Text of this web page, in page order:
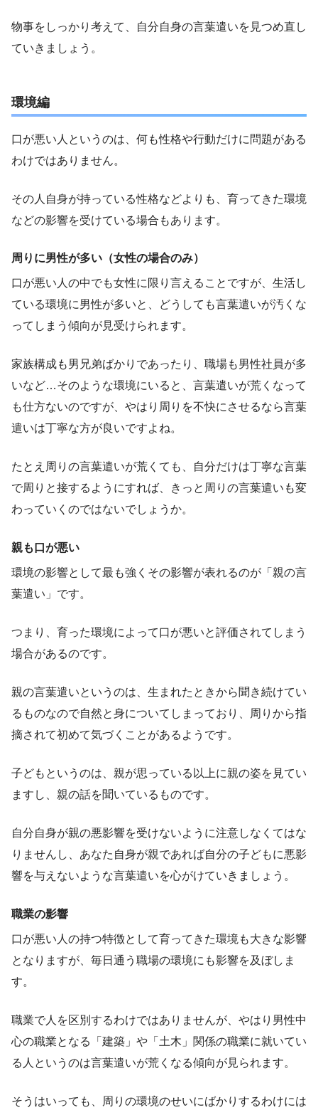
物事をしっかり考えて、自分自身の言葉遣いを見つめ直し
ていきましょう。
環境編
口が悪い人というのは、何も性格や行動だけに問題がある
わけではありません。
その人自身が持っている性格などよりも、育ってきた環境
などの影響を受けている場合もあります。
周りに男性が多い（女性の場合のみ）
口が悪い人の中でも女性に限り言えることですが、生活し
ている環境に男性が多いと、どうしても言葉遣いが汚くな
ってしまう傾向が見受けられます。
家族構成も男兄弟ばかりであったり、職場も男性社員が多
いなど…そのような環境にいると、言葉遣いが荒くなって
も仕方ないのですが、やはり周りを不快にさせるなら言葉
遣いは丁寧な方が良いですよね。
たとえ周りの言葉遣いが荒くても、自分だけは丁寧な言葉
で周りと接するようにすれば、きっと周りの言葉遣いも変
わっていくのではないでしょうか。
親も口が悪い
環境の影響として最も強くその影響が表れるのが「親の言
葉遣い」です。
つまり、育った環境によって口が悪いと評価されてしまう
場合があるのです。
親の言葉遣いというのは、生まれたときから聞き続けてい
るものなので自然と身についてしまっており、周りから指
摘されて初めて気づくことがあるようです。
子どもというのは、親が思っている以上に親の姿を見てい
ますし、親の話を聞いているものです。
自分自身が親の悪影響を受けないように注意しなくてはな
りませんし、あなた自身が親であれば自分の子どもに悪影
響を与えないような言葉遣いを心がけていきましょう。
職業の影響
口が悪い人の持つ特徴として育ってきた環境も大きな影響
となりますが、毎日通う職場の環境にも影響を及ぼしま
す。
職業で人を区別するわけではありませんが、やはり男性中
心の職業となる「建築」や「土木」関係の職業に就いてい
る人というのは言葉遣いが荒くなる傾向が見られます。
そうはいっても、周りの環境のせいにばかりするわけには